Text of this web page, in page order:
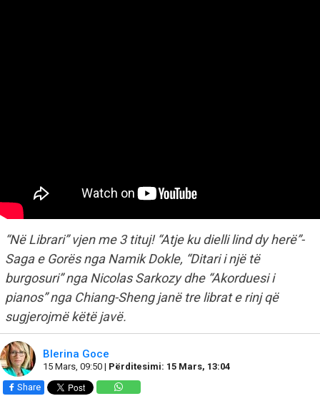
“Në Librari” vjen me 3 tituj! “Atje ku dielli lind dy herë”-
Saga e Gorës nga Namik Dokle, “Ditari i një të
burgosuri” nga Nicolas Sarkozy dhe “Akorduesi i
pianos” nga Chiang-Sheng janë tre librat e rinj që
sugjerojmë këtë javë.
Blerina Goce
15 Mars, 09:50 | Përditesimi: 15 Mars, 13:04
Share